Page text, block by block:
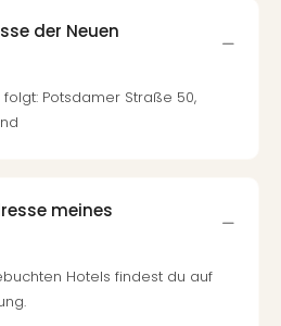
der Neuen
Potsdamer Straße 50,
meines
Hotels findest du auf